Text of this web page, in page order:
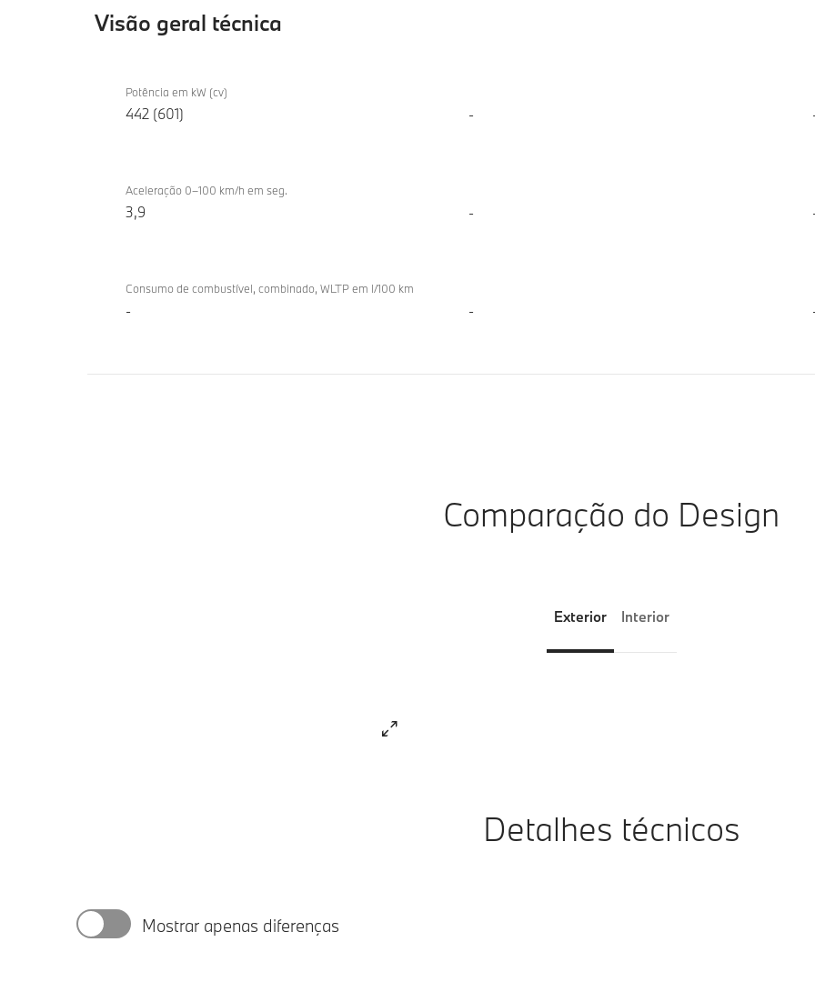
Visão geral técnica
técnica
i5 M60
xDrive
Potência em kW (cv)
442 (601) -
Aceleração 0–100 km/h em seg.
3,9 -
Consumo de combustível, combinado, WLTP em l/100 km
- -
Comparação do Design
Exterior Interior
Detalhes técnicos
Mostrar apenas diferenças